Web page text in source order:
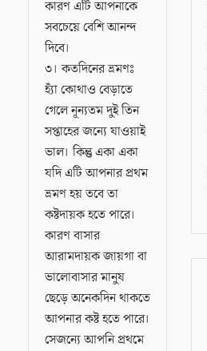
কারণ এটি আপনাকে
সবচেয়ে বেশি আনন্দ
দিবে।
৩। কতদিনের ভ্রমণঃ
হ্যাঁ কোথাও বেড়াতে
গেলে নূন্যতম দুই তিন
সপ্তাহের জন্যে যাওয়াই
ভাল। কিন্তু একা একা
যদি এটি আপনার প্রথম
ভ্রমণ হয় তবে তা
কষ্টদায়ক হতে পারে।
কারণ বাসার
আরামদায়ক জায়গা বা
ভালোবাসার মানুষ
ছেড়ে অনেকদিন থাকতে
আপনার কষ্ট হতে পারে।
সেজন্যে আপনি প্রথমে